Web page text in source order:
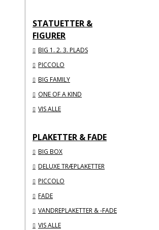
STATUETTER &
FIGURER
BIG 1. 2. 3. PLADS
PICCOLO
BIG FAMILY
ONE OF A KIND
VIS ALLE
PLAKETTER & FADE
BIG BOX
DELUXE TRÆPLAKETTER
PICCOLO
FADE
VANDREPLAKETTER & -FADE
VIS ALLE